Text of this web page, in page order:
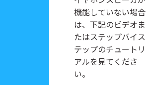
機能していない場合
は、下記のビデオま
たはステップバイス
テップのチュートリ
アルを見てくださ
い。